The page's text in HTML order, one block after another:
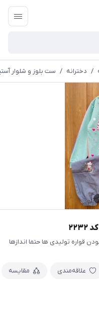
/ دخترانه / ست بلوز و شلوار
متفاوت بودن قواره تولیدی ها حتما اندازها
علاقه‌مندی مقایسه